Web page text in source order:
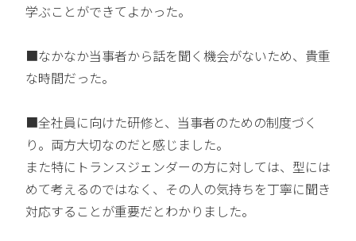
学ぶことができてよかった。
■なかなか当事者から話を聞く機会がないため、貴重
な時間だった。
■全社員に向けた研修と、当事者のための制度づく
り。両方大切なのだと感じました。
また特にトランスジェンダーの方に対しては、型には
めて考えるのではなく、その人の気持ちを丁寧に聞き
対応することが重要だとわかりました。